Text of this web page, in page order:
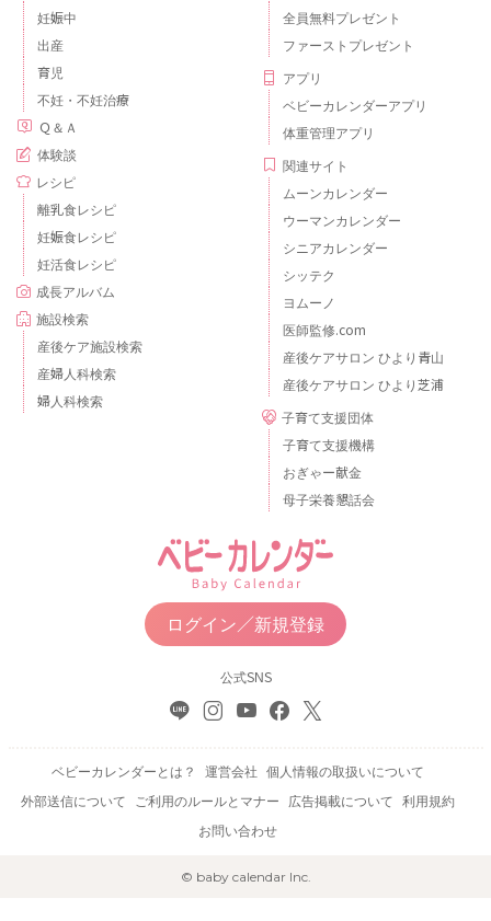
妊娠中
出産
育児
不妊・不妊治療
Ｑ＆Ａ
体験談
レシピ
離乳食レシピ
妊娠食レシピ
妊活食レシピ
成長アルバム
施設検索
産後ケア施設検索
産婦人科検索
婦人科検索
全員無料プレゼント
ファーストプレゼント
アプリ
ベビーカレンダーアプリ
体重管理アプリ
関連サイト
ムーンカレンダー
ウーマンカレンダー
シニアカレンダー
シッテク
ヨムーノ
医師監修.com
産後ケアサロン ひより青山
産後ケアサロン ひより芝浦
子育て支援団体
子育て支援機構
おぎゃー献金
母子栄養懇話会
ログイン／新規登録
公式SNS
ベビーカレンダーとは？ 運営会社
個人情報の取扱いについて
外部送信について
ご利用のルールとマナー 広告掲載について
利用規約
お問い合わせ
© baby calendar Inc.